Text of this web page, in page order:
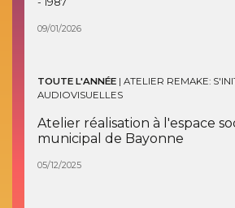
09/01/2026
TOUTE L'ANNÉE | ATELIER REMAKE:
AUDIOVISUELLES
Atelier réalisation à l'espace
municipal de Bayonne
05/12/2025